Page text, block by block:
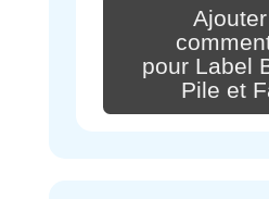
pour Label
Pile et